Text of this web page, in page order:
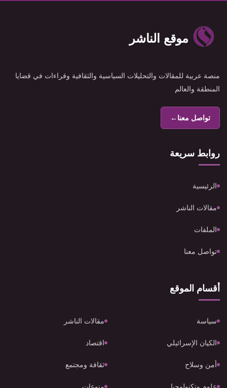
موقع الناشر
منصة عربية للمقالات والتحليلات السياسية والثقافية وقراءات في قضايا
المنطقة والعالم
تواصل معنا←
روابط سريعة
الرئيسية
مقالات الناشر
الملفات
تواصل معنا
أقسام الموقع
سياسة مقالات الناشر
الكيان الإسرائيلي اقتصاد
أمن وسلاح ثقافة ومجتمع
علوم وتكنولوجيا منوعات